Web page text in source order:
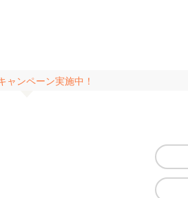
ャンペーン実施中！